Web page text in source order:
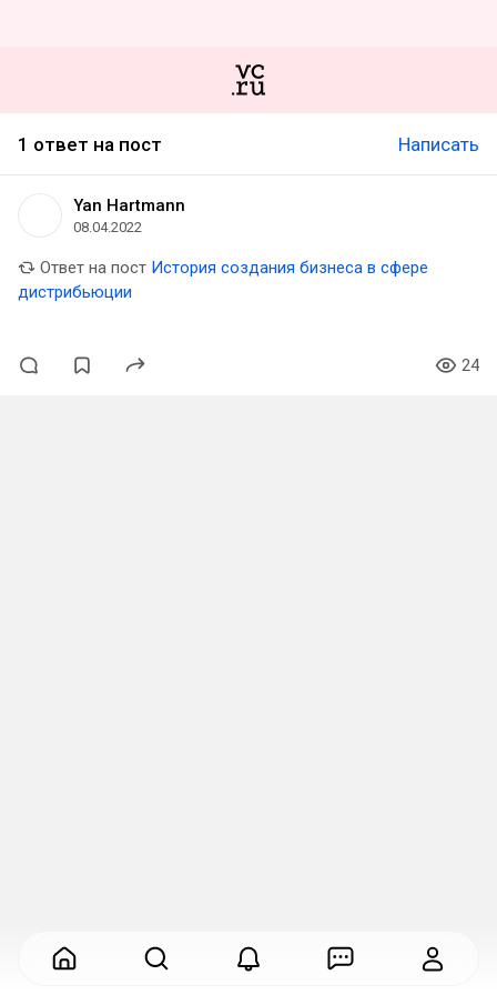
1 ответ на пост Написать
Yan Hartmann
08.04.2022
Ответ на пост История создания бизнеса в сфере
дистрибьюции
24